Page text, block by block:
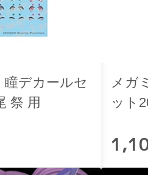
デカールセ
祭 用
メガ
ット